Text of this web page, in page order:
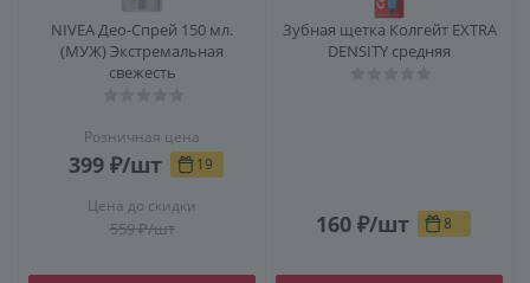
NIVEA Део-Спрей 150 мл.
(МУЖ) Экстремальная
свежесть
Розничная цена
399 ₽/шт 19
Цена до скидки
559₽/шт
Зубная щетка Колгейт EXTRA
DENSITY средняя
160 ₽/шт 8